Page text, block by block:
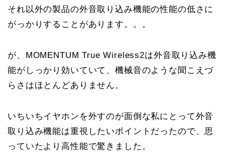
それ以外の製品の外音取り込み機能の性能の低さに
がっかりすることがあります。。。
が、MOMENTUM True Wireless2は外音取り込み機
能がしっかり効いていて、機械音のような聞こえづ
らさはほとんどありません。
いちいちイヤホンを外すのが面倒な私にとって外音
取り込み機能は重視したいポイントだったので、思
っていたより高性能で驚きました。